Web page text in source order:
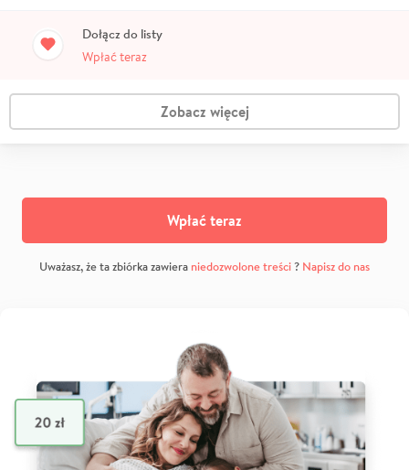
Dołącz do listy
Wpłać teraz
Zobacz więcej
Wpłać teraz
Uważasz, że ta zbiórka zawiera niedozwolone treści? Napisz do nas